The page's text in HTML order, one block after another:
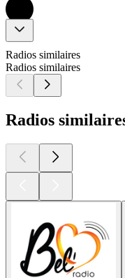
Radios similaires
Radios similaires
Radios